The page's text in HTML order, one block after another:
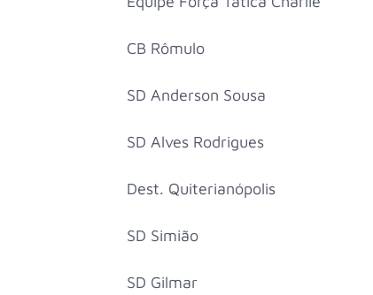
CB Rômulo
SD Anderson Sousa
SD Alves Rodrigues
Dest. Quiterianópolis
SD Simião
SD Gilmar